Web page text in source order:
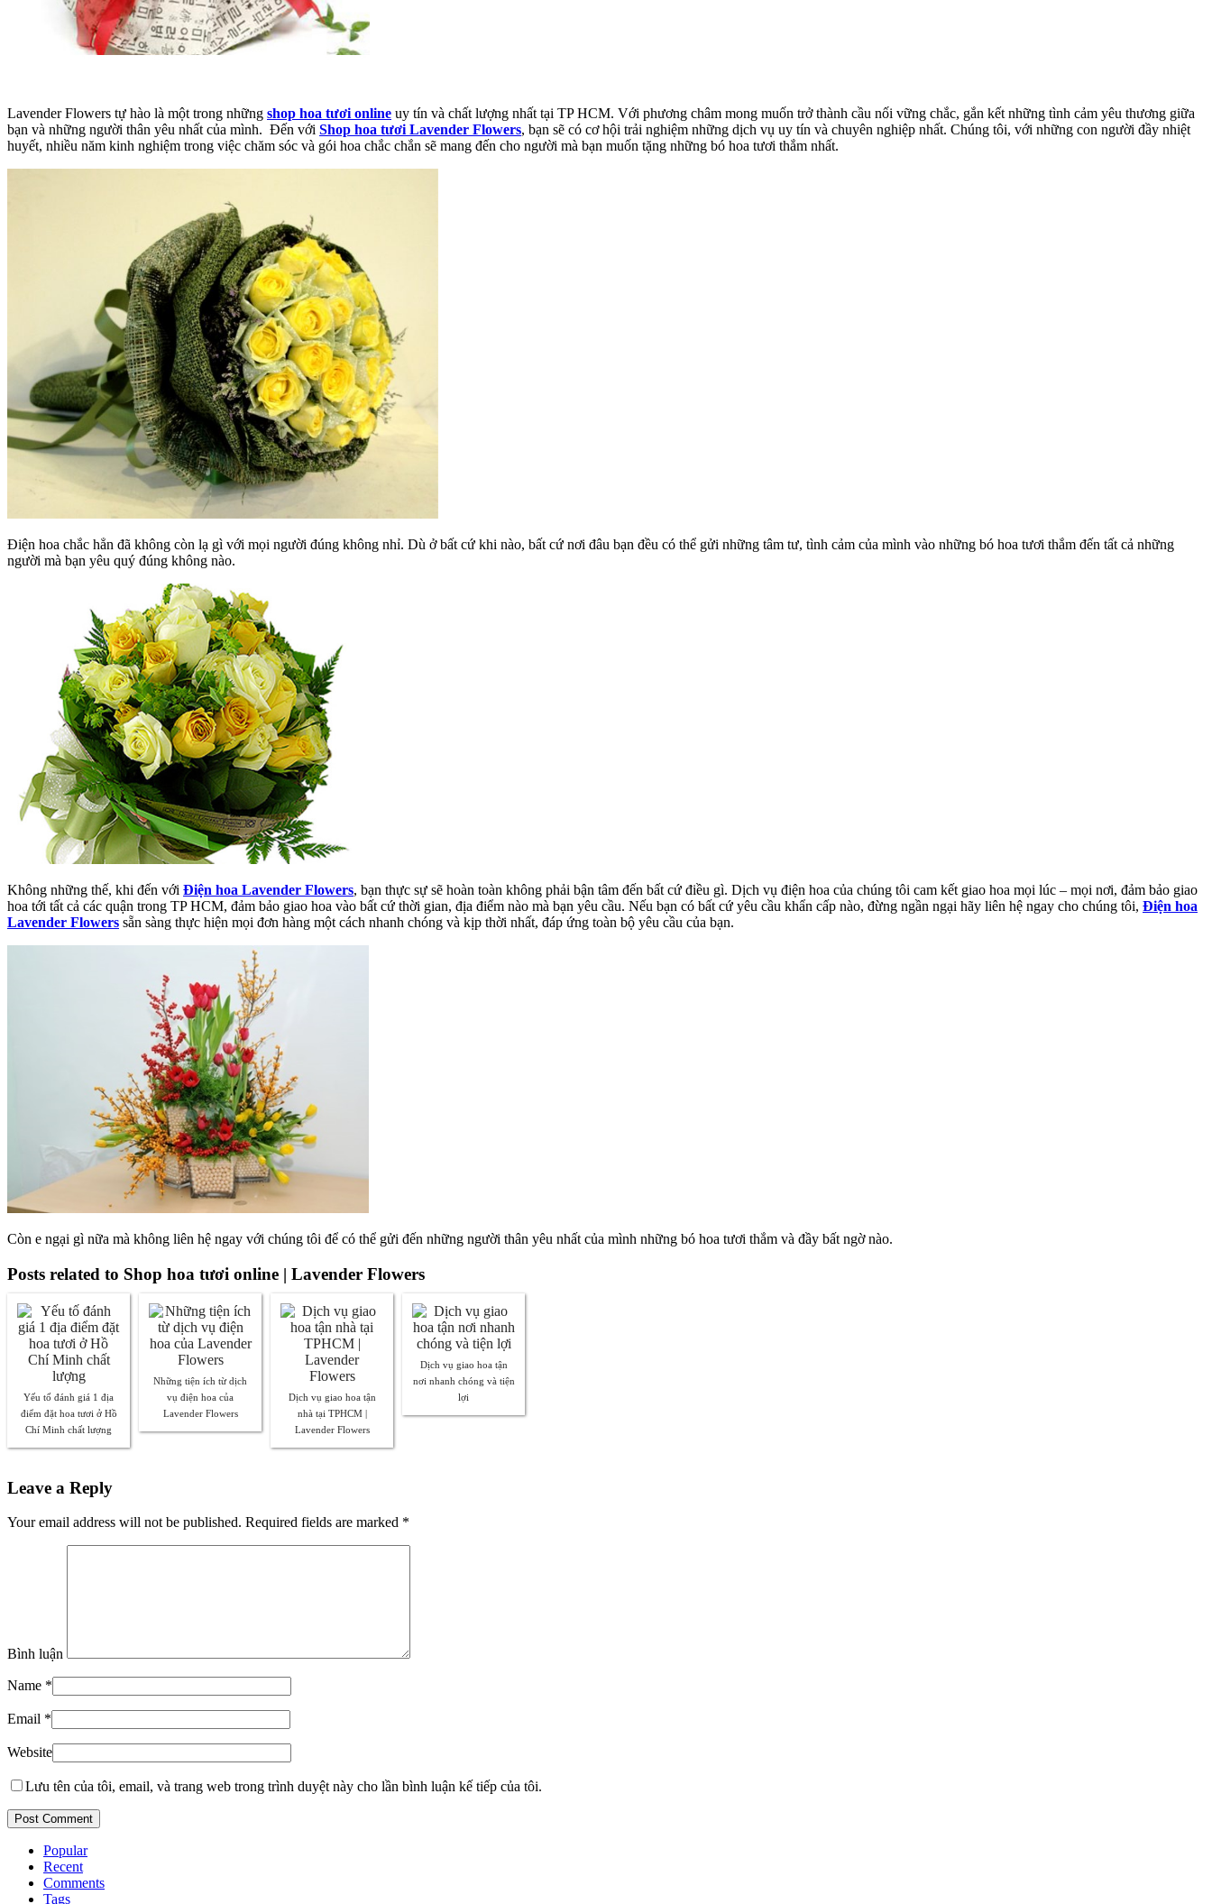
Lavender Flowers tự hào là một trong những shop hoa tươi online uy tín và chất lượng nhất tại TP HCM. Với phương châm mong muốn trở thành cầu nối vững chắc, gắn kết những tình cảm yêu thương giữa
bạn và những người thân yêu nhất của mình. Đến với Shop hoa tươi Lavender Flowers, bạn sẽ có cơ hội trải nghiệm những dịch vụ uy tín và chuyên nghiệp nhất. Chúng tôi, với những con người đầy nhiệt
huyết, nhiều năm kinh nghiệm trong việc chăm sóc và gói hoa chắc chắn sẽ mang đến cho người mà bạn muốn tặng những bó hoa tươi thắm nhất.
Điện hoa chắc hẳn đã không còn lạ gì với mọi người đúng không nhỉ. Dù ở bất cứ khi nào, bất cứ nơi đâu bạn đều có thể gửi những tâm tư, tình cảm của mình vào những bó hoa tươi thắm đến tất cả những
người mà bạn yêu quý đúng không nào.
Không những thế, khi đến với Điện hoa Lavender Flowers, bạn thực sự sẽ hoàn toàn không phải bận tâm đến bất cứ điều gì. Dịch vụ điện hoa của chúng tôi cam kết giao hoa mọi lúc – mọi nơi, đảm bảo giao
hoa tới tất cả các quận trong TP HCM, đảm bảo giao hoa vào bất cứ thời gian, địa điểm nào mà bạn yêu cầu. Nếu bạn có bất cứ yêu cầu khẩn cấp nào, đừng ngần ngại hãy liên hệ ngay cho chúng tôi, Điện hoa
Lavender Flowers sẵn sàng thực hiện mọi đơn hàng một cách nhanh chóng và kịp thời nhất, đáp ứng toàn bộ yêu cầu của bạn.
Còn e ngại gì nữa mà không liên hệ ngay với chúng tôi để có thể gửi đến những người thân yêu nhất của mình những bó hoa tươi thắm và đầy bất ngờ nào.
Posts related to Shop hoa tươi online | Lavender Flowers
Yếu tố đánh giá 1 địa
điểm đặt hoa tươi ở Hồ
Chí Minh chất lượng
Những tiện ích từ dịch
vụ điện hoa của
Lavender Flowers
Dịch vụ giao hoa tận
nhà tại TPHCM |
Lavender Flowers
Dịch vụ giao hoa tận
nơi nhanh chóng và tiện
lợi
Leave a Reply
Your email address will not be published. Required fields are marked *
Bình luận
Name *
Email *
Website
Lưu tên của tôi, email, và trang web trong trình duyệt này cho lần bình luận kế tiếp của tôi.
Popular
Recent
Comments
Tags